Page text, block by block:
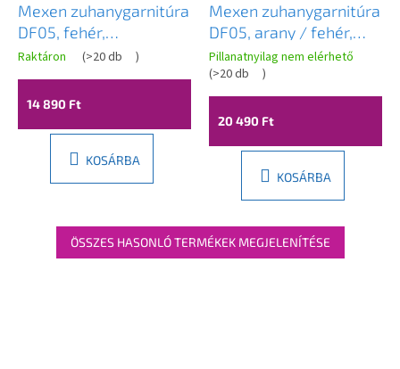
Mexen zuhanygarnitúra
DF05, fehér,
785054582-20
Raktáron (>20 db )
14 890 Ft
KOSÁRBA
Mexen zuhanygarnitúra
DF05, arany / fehér,
785054582-50
Pillanatnyilag nem elérhető
(>20 db )
20 490 Ft
KOSÁRBA
ÖSSZES HASONLÓ TERMÉKEK MEGJELENÍTÉSE